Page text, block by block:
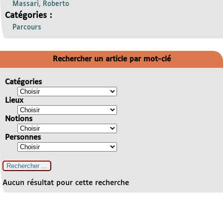
Massari, Roberto
Catégories :
Parcours
Rechercher un article par mot-clé
Catégories
Lieux
Notions
Personnes
Aucun résultat pour cette recherche